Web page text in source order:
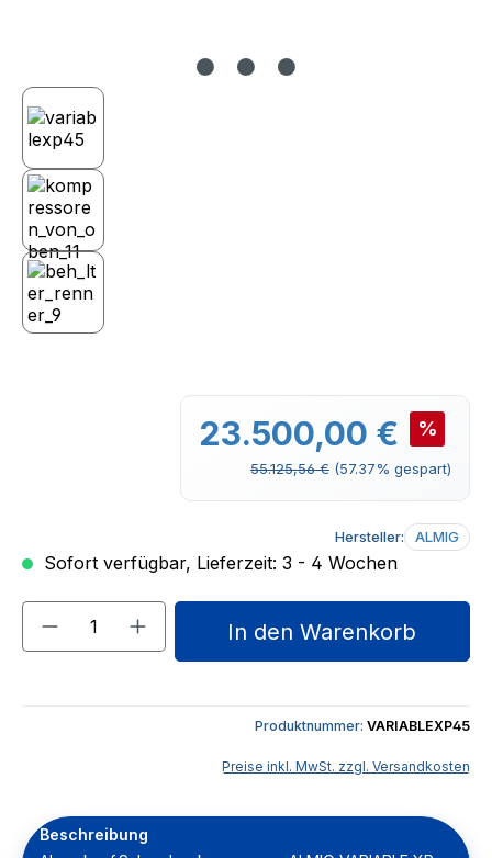
Verkaufspreis:
23.500,00 € %
Regulärer Preis:
55.125,56 € (57.37% gespart)
Hersteller: ALMIG
Sofort verfügbar, Lieferzeit: 3 - 4 Wochen
Produkt Anzahl: Gib den
In den Warenkorb
Produktnummer: VARIABLEXP45
Preise inkl. MwSt. zzgl. Versandkosten
Beschreibung